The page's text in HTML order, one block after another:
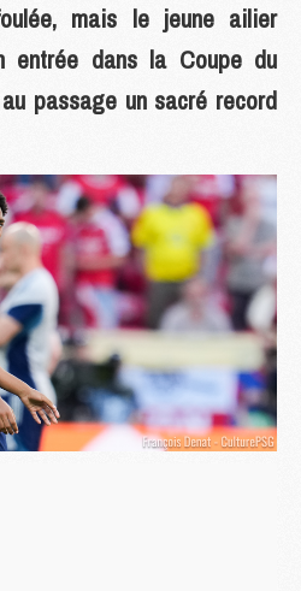
mais le jeune ailier
entrée dans la Coupe du
passage un sacré record